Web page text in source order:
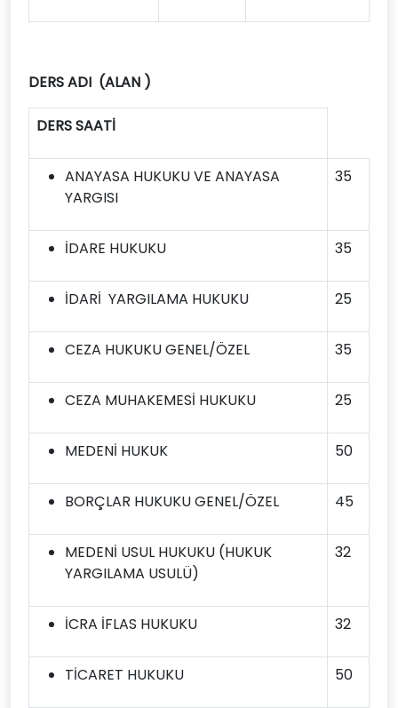
DERS ADI (ALAN )
DERS SAATİ
ANAYASA HUKUKU VE ANAYASA
YARGISI
35
İDARE HUKUKU 35
İDARİ YARGILAMA HUKUKU 25
CEZA HUKUKU GENEL/ÖZEL 35
CEZA MUHAKEMESİ HUKUKU 25
MEDENİ HUKUK 50
BORÇLAR HUKUKU GENEL/ÖZEL 45
MEDENİ USUL HUKUKU (HUKUK
YARGILAMA USULÜ)
32
İCRA İFLAS HUKUKU 32
TİCARET HUKUKU 50